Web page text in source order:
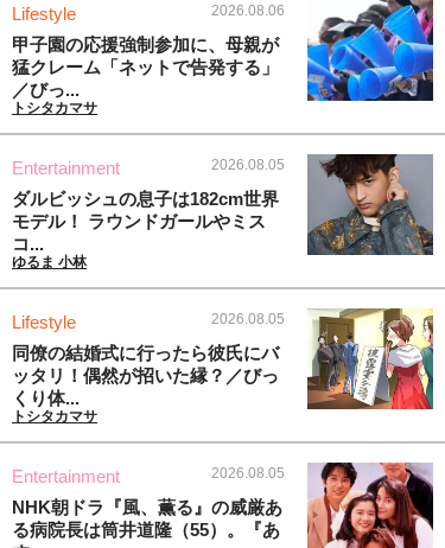
Lifestyle 2026.08.06
甲子園の応援強制参加に、母親が
猛クレーム「ネットで告発する」
／びっ...
トシタカマサ
Entertainment 2026.08.05
ダルビッシュの息子は182cm世界
モデル！ ラウンドガールやミス
コ...
ゆるま 小林
Lifestyle 2026.08.05
同僚の結婚式に行ったら彼氏にバ
ッタリ！偶然が招いた縁？／びっ
くり体...
トシタカマサ
Entertainment 2026.08.05
NHK朝ドラ『風、薫る』の威厳あ
る病院長は筒井道隆（55）。『あ